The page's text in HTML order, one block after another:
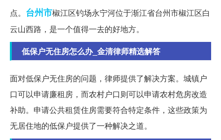
点。 台州市椒江区钓场永宁河位于渐江省台州市椒江区白
云山西路，是一个值得一去的好地方。
低保户无住房怎么办_金清律师精选解答
面对低保户无住房的问题，律师提供了解决方案。城镇户
口可以申请廉租房，而农村户口则可以申请农村危房改造
补助。申请公共租赁住房需要符合特定条件，这些政策为
无居住地的低保户提供了一种解决之道。